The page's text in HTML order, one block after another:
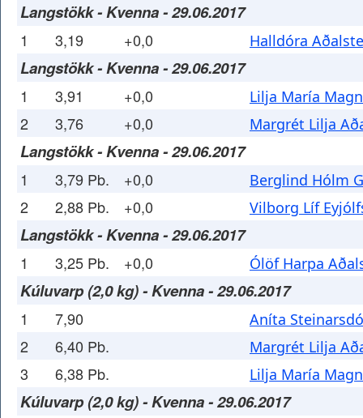
Langstökk - Kvenna - 29.06.2017
1 3,19 +0,0 Halldóra
Langstökk - Kvenna - 29.06.2017
1 3,91 +0,0 Lilja María
2 3,76 +0,0 Margrét Lilja
Langstökk - Kvenna - 29.06.2017
1 3,79 Pb. +0,0 Berglind Hólm
2 2,88 Pb. +0,0 Vilborg Líf
Langstökk - Kvenna - 29.06.2017
1 3,25 Pb. +0,0 Ólöf Harpa
Kúluvarp (2,0 kg) - Kvenna - 29.06.2017
1 7,90 Aníta
2 6,40 Pb. Margrét Lilja
3 6,38 Pb. Lilja María
Kúluvarp (2,0 kg) - Kvenna - 29.06.2017